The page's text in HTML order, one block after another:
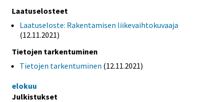
Laatuselosteet
Laatuseloste: Rakentamisen liikevaihtokuvaaja
(12.11.2021)
Tietojen tarkentuminen
Tietojen tarkentuminen (12.11.2021)
elokuu
Julkistukset